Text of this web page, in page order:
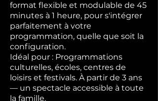
format flexible et modulable de 45
minutes à 1 heure, pour s'intégrer
parfaitement à votre
programmation, quelle que soit la
configuration.
Idéal pour : Programmations
culturelles, écoles, centres de
loisirs et festivals. À partir de 3 ans
— un spectacle accessible à toute
la famille.